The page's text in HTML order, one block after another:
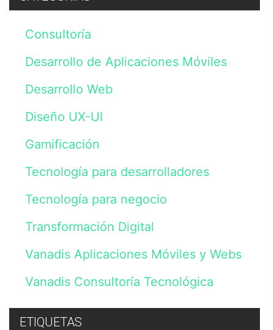
atender
preguntas,
consultas
nuestros
datos
incluidos
fichero
responsable
Initiative,
acuerdo
lo
previsto
Consultoría
Desarrollo de Aplicaciones Móviles
Desarrollo Web
Diseño UX-UI
Gamificación
Tecnología para desarrolladores
Tecnología para negocio
Transformación Digital
Vanadis Aplicaciones Móviles y Webs
Vanadis Consultoría Tecnológica
ETIQUETAS